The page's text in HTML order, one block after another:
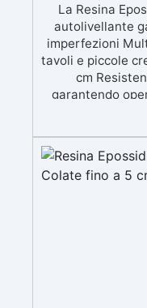
La Resina
autolivellante
imperfezioni
tavoli e piccole
cm
garantendo
ingiallimenti
formula anti-
Certificata
con la